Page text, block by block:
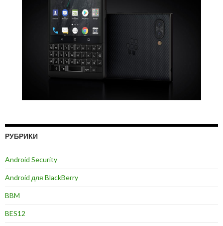
РУБРИКИ
Android Security
Android для BlackBerry
BBM
BES12